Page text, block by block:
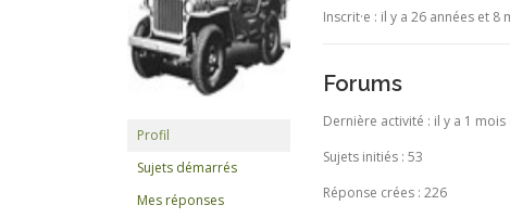
Profil
Sujets démarrés
Mes réponses
Inscrit·e : il y a 26 années et 8
Forums
Dernière activité : il y a 1 mois
Sujets initiés : 53
Réponse crées : 226